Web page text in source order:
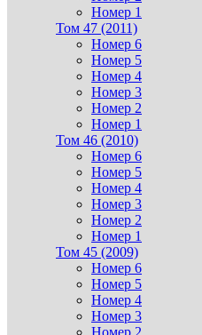
Номер 1
Том 47 (2011)
Номер 6
Номер 5
Номер 4
Номер 3
Номер 2
Номер 1
Том 46 (2010)
Номер 6
Номер 5
Номер 4
Номер 3
Номер 2
Номер 1
Том 45 (2009)
Номер 6
Номер 5
Номер 4
Номер 3
Номер 2